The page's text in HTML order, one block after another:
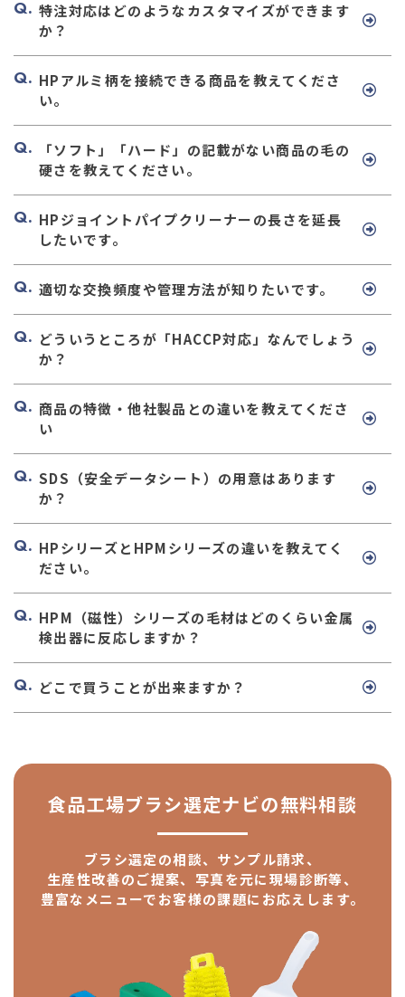
特注対応はどのようなカスタマイズができます
か？
HPアルミ柄を接続できる商品を教えてくださ
い。
「ソフト」「ハード」の記載がない商品の毛の
硬さを教えてください。
HPジョイントパイプクリーナーの長さを延長
したいです。
適切な交換頻度や管理方法が知りたいです。
どういうところが「HACCP対応」なんでしょう
か？
商品の特徴・他社製品との違いを教えてくださ
い
SDS（安全データシート）の用意はあります
か？
HPシリーズとHPMシリーズの違いを教えてく
ださい。
HPM（磁性）シリーズの毛材はどのくらい金属
検出器に反応しますか？
どこで買うことが出来ますか？
食品工場ブラシ選定ナビの無料相談
ブラシ選定の相談、サンプル請求、
生産性改善のご提案、 写真を元に現場診断等、
豊富なメニューでお客様の課題にお応えします。